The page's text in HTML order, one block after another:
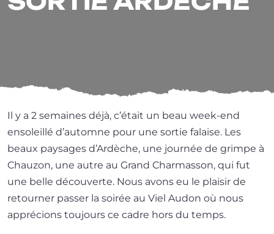
Il y a 2 semaines déjà, c’é­tait un beau week-end
enso­leillé d’automne pour une sor­tie falaise. Les
beaux pay­sages d’Ardèche, une jour­née de grimpe à
Chauzon, une autre au Grand Charmasson, qui fut
une belle décou­verte. Nous avons eu le plai­sir de
retour­ner pas­ser la soi­rée au Viel Audon où nous
appré­cions tou­jours ce cadre hors du temps.